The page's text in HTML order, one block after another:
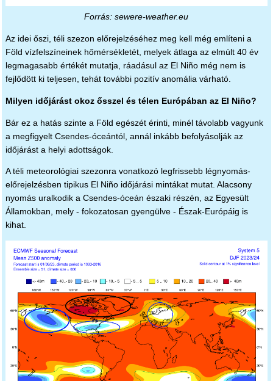
Forrás: sewere-weather.eu
Az idei őszi, téli szezon előrejelzéséhez meg kell még említeni a
Föld vízfelszíneinek hőmérsékletét, melyek átlaga az elmúlt 40 év
legmagasabb értékét mutatja, ráadásul az El Niño még nem is
fejlődött ki teljesen, tehát további pozitív anomália várható.
Milyen időjárást okoz ősszel és télen Európában az El Niño?
Bár ez a hatás szinte a Föld egészét érinti, minél távolabb vagyunk
a megfigyelt Csendes-óceántól, annál inkább befolyásolják az
időjárást a helyi adottságok.
A téli meteorológiai szezonra vonatkozó legfrissebb légnyomás-
előrejelzésben tipikus El Niño időjárási mintákat mutat. Alacsony
nyomás uralkodik a Csendes-óceán északi részén, az Egyesült
Államokban, mely - fokozatosan gyengülve - Észak-Európáig is
kihat.